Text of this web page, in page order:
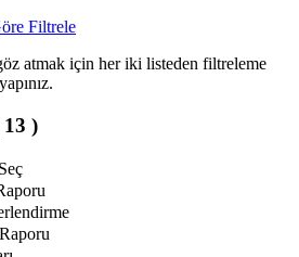
Filtrele
atmak için her iki listeden filtreleme
13 )